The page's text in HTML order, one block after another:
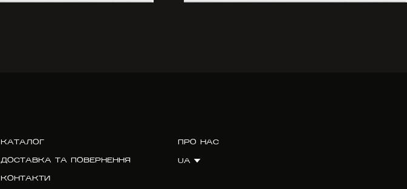
КАТАЛОГ
ДОСТАВКА ТА ПОВЕРНЕННЯ
КОНТАКТИ
ПРО НАС
UA